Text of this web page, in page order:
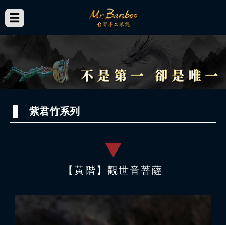
紫君竹系列
【黃階】觀世音菩薩